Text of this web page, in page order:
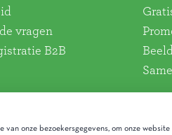
vragen
B2B
van onze bezoekersgegevens, om onze